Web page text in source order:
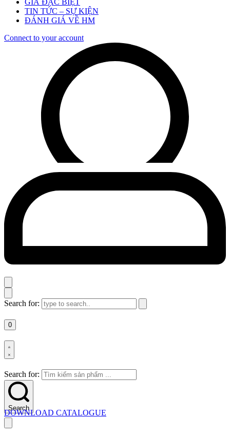
GIÁ ĐẶC BIỆT
TIN TỨC – SỰ KIỆN
ĐÁNH GIÁ VỀ HM
Connect to your account
Search for:
0
Search for:
Search
DOWNLOAD CATALOGUE